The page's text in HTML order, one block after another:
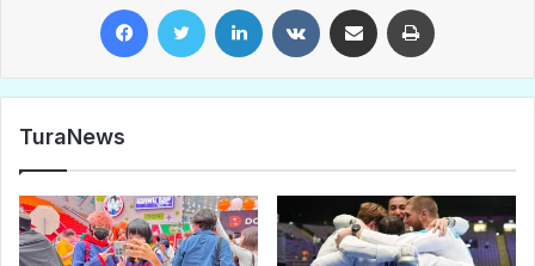
TuraNews